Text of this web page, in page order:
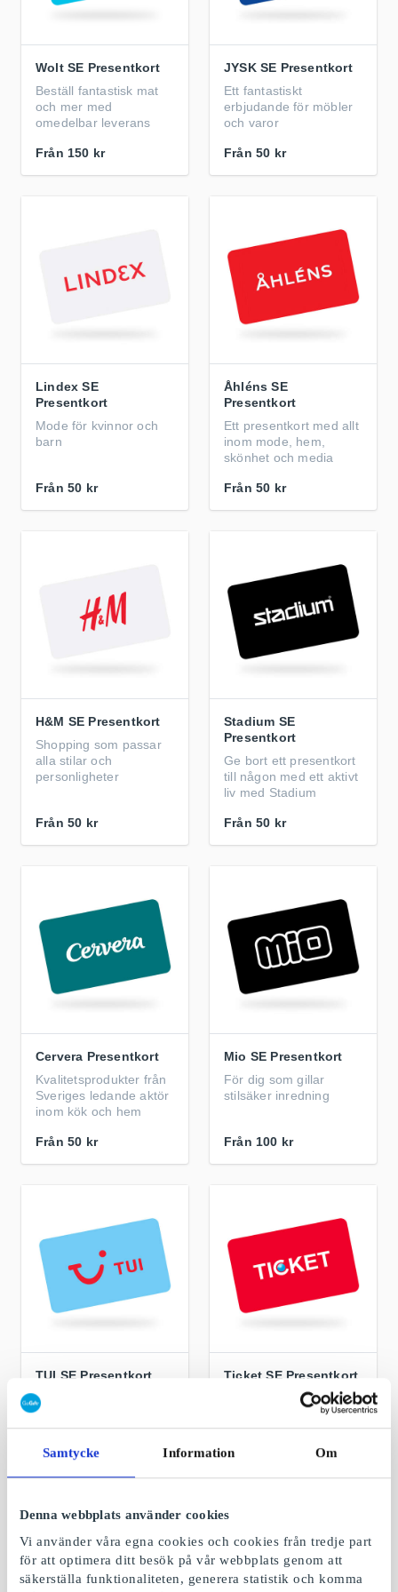
Samtycke Information Om
Denna webbplats använder cookies
Vi använder våra egna cookies och cookies från tredje part
för att optimera ditt besök på vår webbplats genom att
säkerställa funktionaliteten, generera statistik och komma
Wolt SE Presentkort
Beställ fantastisk mat
och mer med
omedelbar leverans
Från 150 kr
JYSK SE Presentkort
Ett fantastiskt
erbjudande för möbler
och varor
Från 50 kr
Lindex SE
Presentkort
Mode för kvinnor och
barn
Från 50 kr
Åhléns SE
Presentkort
Ett presentkort med allt
inom mode, hem,
skönhet och media
Från 50 kr
H&M SE Presentkort
Shopping som passar
alla stilar och
personligheter
Från 50 kr
Stadium SE
Presentkort
Ge bort ett presentkort
till någon med ett aktivt
liv med Stadium
Från 50 kr
Cervera Presentkort
Kvalitetsprodukter från
Sveriges ledande aktör
inom kök och hem
Från 50 kr
Mio SE Presentkort
För dig som gillar
stilsäker inredning
Från 100 kr
TUI SE Presentkort
TUI – oavsett vem du
är så har vi resan för
dig
Från 100 kr
Ticket SE Presentkort
Bästa reseutbudet,
med hög service och
lågt pris
Från